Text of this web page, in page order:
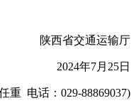
陕西省交通运输厅
2024年7月25日
重 电话：029-88869037)